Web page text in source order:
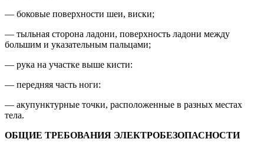
— боковые поверхности шеи, виски;
— тыльная сторона ладони, поверхность ладони между
большим и указательным пальцами;
— рука на участке выше кисти:
— передняя часть ноги:
— акупунктурные точки, расположенные в разных местах
тела.
ОБЩИЕ ТРЕБОВАНИЯ ЭЛЕКТРОБЕЗОПАСНОСТИ